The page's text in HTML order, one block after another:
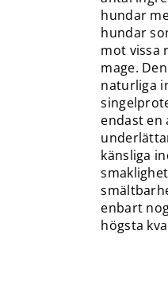
hundar
hundar
mot vissa
mage.
naturliga
endast en
känsliga
enbart
högsta